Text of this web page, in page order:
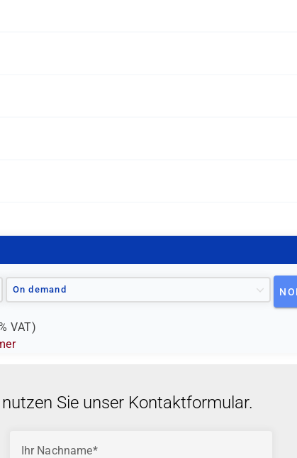
On demand
VAT)
Sie unser Kontaktformular.
Ihr Nachname